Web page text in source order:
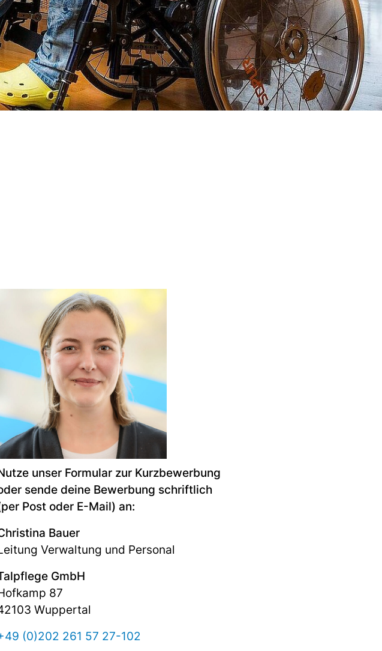
unser Formular zur Kurzbewerbung
sende deine Bewerbung schriftlich
Post oder E-Mail) an:
Bauer
Verwaltung und Personal
GmbH
87
Wuppertal
(0)202 261 57 27-102